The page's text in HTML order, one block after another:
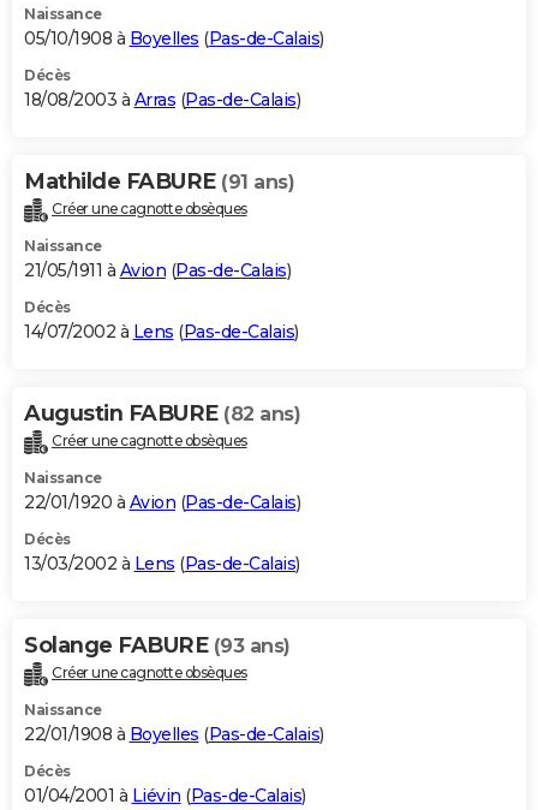
Naissance
05/10/1908 à Boyelles (Pas-de-Calais)
Décès
18/08/2003 à Arras (Pas-de-Calais)
Mathilde FABURE (91 ans)
Créer une cagnotte obsèques
Naissance
21/05/1911 à Avion (Pas-de-Calais)
Décès
14/07/2002 à Lens (Pas-de-Calais)
Augustin FABURE (82 ans)
Créer une cagnotte obsèques
Naissance
22/01/1920 à Avion (Pas-de-Calais)
Décès
13/03/2002 à Lens (Pas-de-Calais)
Solange FABURE (93 ans)
Créer une cagnotte obsèques
Naissance
22/01/1908 à Boyelles (Pas-de-Calais)
Décès
01/04/2001 à Liévin (Pas-de-Calais)